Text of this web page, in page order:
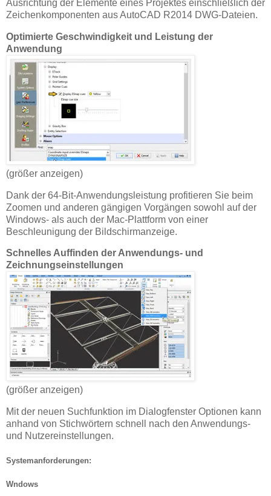
Ausrichtung der Elemente eines Projektes einschließlich der
Zeichenkomponenten aus AutoCAD R2014 DWG-Dateien.
Optimierte Geschwindigkeit und Leistung der
Anwendung
(größer anzeigen)
Dank der 64-Bit-Anwendungsleistung profitieren Sie beim
Zoomen und anderen gängigen Vorgängen sowohl auf der
Windows- als auch der Mac-Plattform von einer
Beschleunigung der Bildschirmanzeige.
Schnelles Auffinden der Anwendungs- und
Zeichnungseinstellungen
(größer anzeigen)
Mit der neuen Suchfunktion im Dialogfenster Optionen kann
anhand von Stichwörtern schnell nach den Anwendungs-
und Nutzereinstellungen.
Systemanforderungen:
Wndows